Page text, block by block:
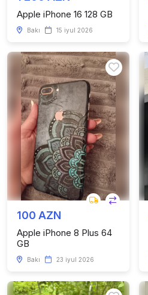
Apple iPhone 16 128 GB
Bakı 15 iyul 2026
100 AZN
Apple iPhone 8 Plus 64
GB
Bakı 23 iyul 2026